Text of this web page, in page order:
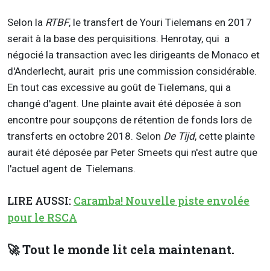
Selon la RTBF, le transfert de Youri Tielemans en 2017
serait à la base des perquisitions. Henrotay, qui a
négocié la transaction avec les dirigeants de Monaco et
d'Anderlecht, aurait pris une commission considérable.
En tout cas excessive au goût de Tielemans, qui a
changé d'agent. Une plainte avait été déposée à son
encontre pour soupçons de rétention de fonds lors de
transferts en octobre 2018. Selon De Tijd, cette plainte
aurait été déposée par Peter Smeets qui n'est autre que
l'actuel agent de Tielemans.
LIRE AUSSI: Caramba! Nouvelle piste envolée
pour le RSCA
🚀 Tout le monde lit cela maintenant.